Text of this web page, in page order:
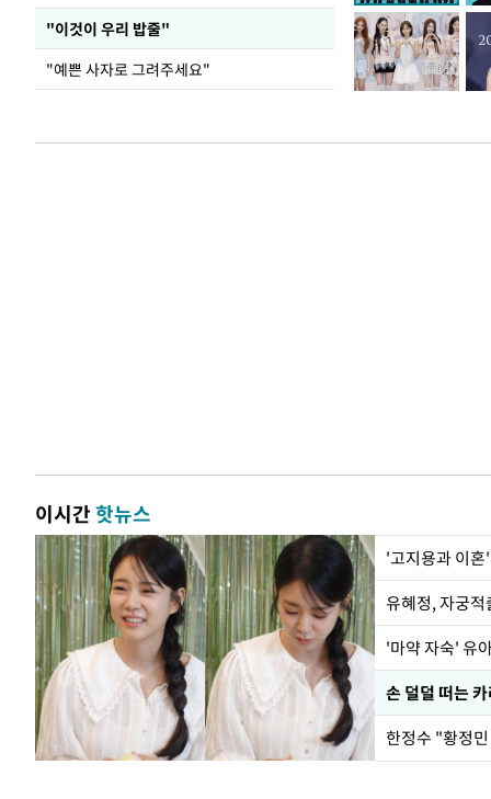
"이것이 우리 밥줄"
"예쁜 사자로 그려주세요"
이시간핫뉴스
'고지용과 이
유혜정, 자궁
'마약 자숙' 유
손 덜덜 떠는